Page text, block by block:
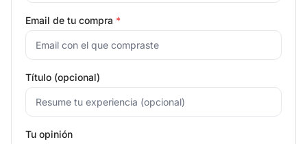
Email de tu compra *
Título (opcional)
Tu opinión